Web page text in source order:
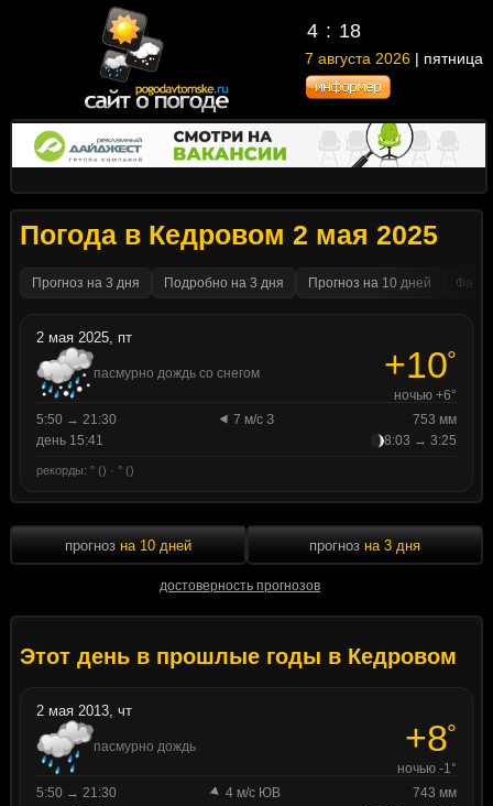
4 18
7 августа 2026 | пятница
Погода в Кедровом 2 мая 2025
Прогноз на 3 дня Подробно на 3 дня Прогноз на 10 дней
2 мая 2025, пт
пасмурно дождь со снегом +10°
ночью +6°
5:50 → 21:30
7 м/с З
753 мм
день 15:41
8:03 → 3:25
рекорды: ° () · ° ()
прогноз на 10 дней
достоверность прогнозов
прогноз на 3 дня
Этот день в прошлые годы в Кедровом
2 мая 2013, чт
пасмурно дождь +8°
ночью -1°
5:50 → 21:30
4 м/с ЮВ
743 мм